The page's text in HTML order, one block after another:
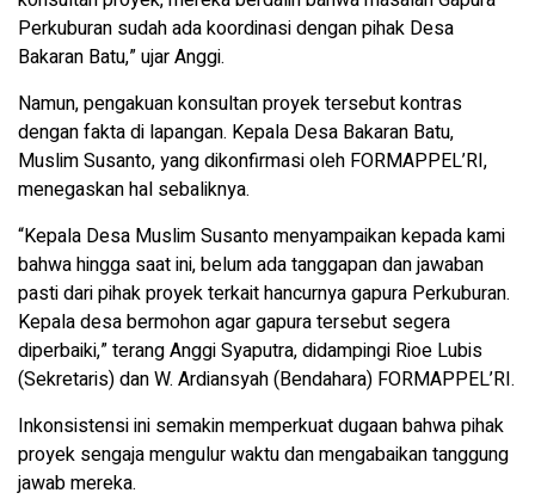
Perkuburan sudah ada koordinasi dengan pihak Desa
Bakaran Batu,” ujar Anggi.
Namun, pengakuan konsultan proyek tersebut kontras
dengan fakta di lapangan. Kepala Desa Bakaran Batu,
Muslim Susanto, yang dikonfirmasi oleh FORMAPPEL’RI,
menegaskan hal sebaliknya.
“Kepala Desa Muslim Susanto menyampaikan kepada kami
bahwa hingga saat ini, belum ada tanggapan dan jawaban
pasti dari pihak proyek terkait hancurnya gapura Perkuburan.
Kepala desa bermohon agar gapura tersebut segera
diperbaiki,” terang Anggi Syaputra, didampingi Rioe Lubis
(Sekretaris) dan W. Ardiansyah (Bendahara) FORMAPPEL’RI.
Inkonsistensi ini semakin memperkuat dugaan bahwa pihak
proyek sengaja mengulur waktu dan mengabaikan tanggung
jawab mereka.